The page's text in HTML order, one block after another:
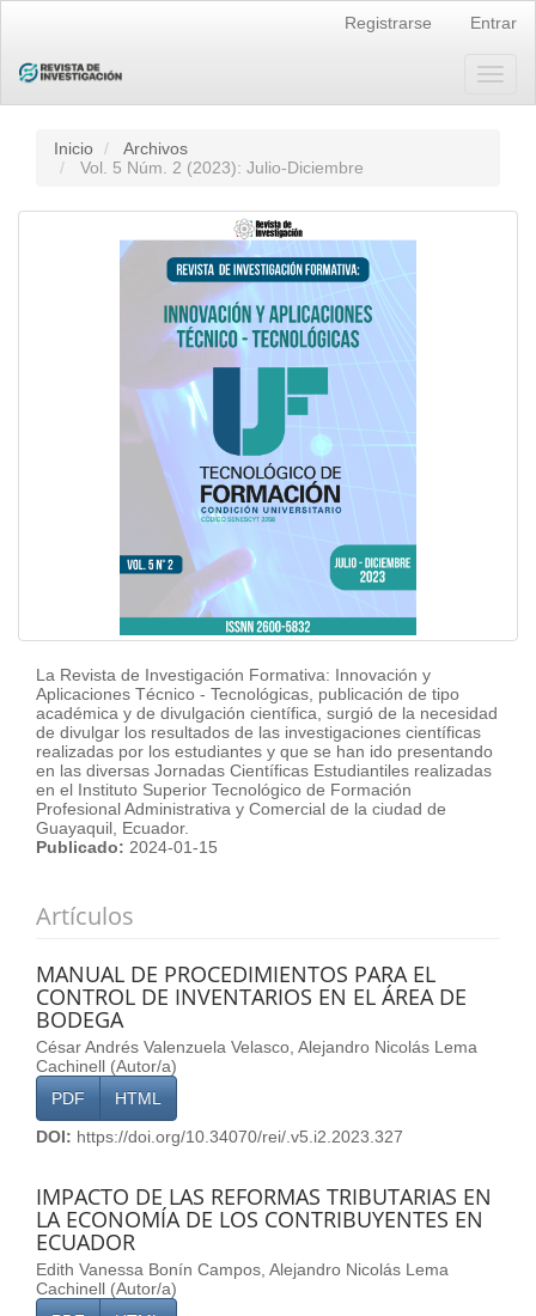
principal
Barra
lateral
Registrarse Entrar
Inicio
Archivos
Vol. 5 Núm. 2 (2023): Julio-Diciembre
La Revista de Investigación Formativa: Innovación y
Aplicaciones Técnico - Tecnológicas, publicación de tipo
académica y de divulgación científica, surgió de la necesidad
de divulgar los resultados de las investigaciones científicas
realizadas por los estudiantes y que se han ido presentando
en las diversas Jornadas Científicas Estudiantiles realizadas
en el Instituto Superior Tecnológico de Formación
Profesional Administrativa y Comercial de la ciudad de
Guayaquil, Ecuador.
Publicado: 2024-01-15
Artículos
MANUAL DE PROCEDIMIENTOS PARA EL
CONTROL DE INVENTARIOS EN EL ÁREA DE
BODEGA
César Andrés Valenzuela Velasco, Alejandro Nicolás Lema
Cachinell (Autor/a)
PDF
HTML
DOI: https://doi.org/10.34070/rei/.v5.i2.2023.327
IMPACTO DE LAS REFORMAS TRIBUTARIAS EN
LA ECONOMÍA DE LOS CONTRIBUYENTES EN
ECUADOR
Edith Vanessa Bonín Campos, Alejandro Nicolás Lema
Cachinell (Autor/a)